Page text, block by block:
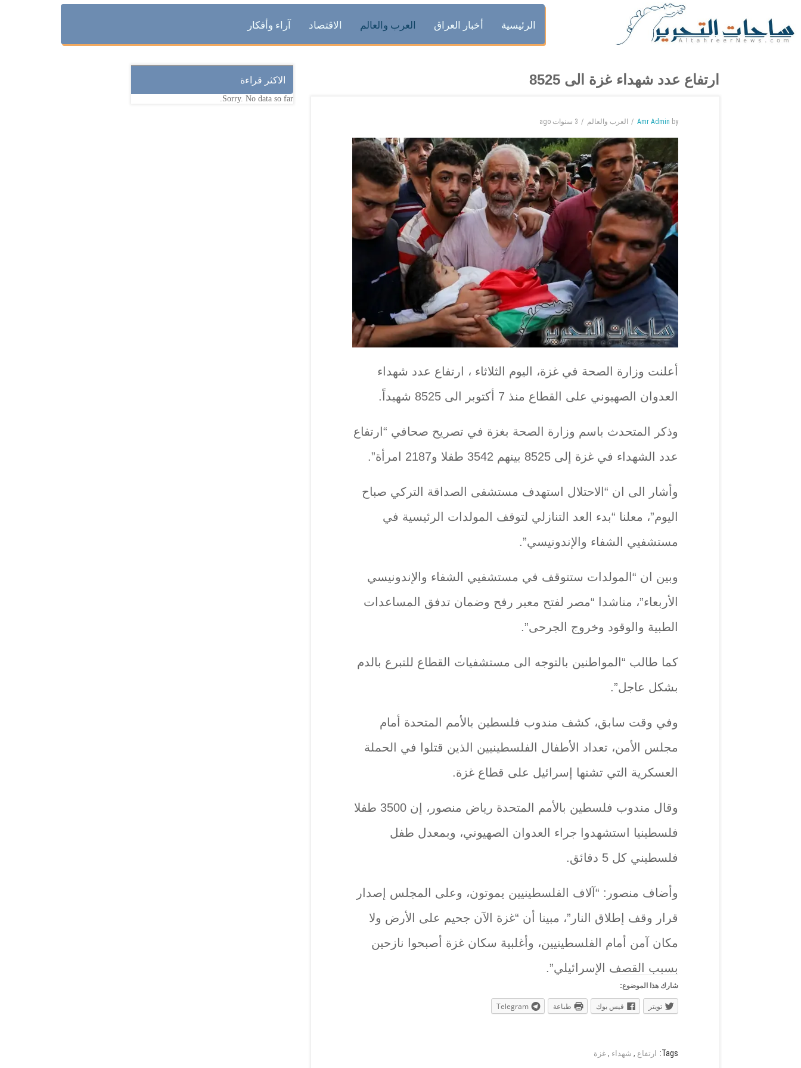
الرئيسية أخبار العراق العرب والعالم الاقتصاد آراء وأفكار
ارتفاع عدد شهداء غزة الى 8525
by
Amr Admin العرب والعالم 3 سنوات ago
أعلنت وزارة الصحة في غزة، اليوم الثلاثاء ، ارتفاع عدد شهداء
العدوان الصهيوني على القطاع منذ 7 أكتوبر الى 8525 شهيداً.
وذكر المتحدث باسم وزارة الصحة بغزة في تصريح صحافي “ارتفاع
عدد الشهداء في غزة إلى 8525 بينهم 3542 طفلا و2187 امرأة”.
وأشار الى ان “الاحتلال استهدف مستشفى الصداقة التركي صباح
اليوم”، معلنا “بدء العد التنازلي لتوقف المولدات الرئيسية في
مستشفيي الشفاء والإندونيسي”.
وبين ان “المولدات ستتوقف في مستشفيي الشفاء والإندونيسي
الأربعاء”، مناشدا “مصر لفتح معبر رفح وضمان تدفق المساعدات
الطبية والوقود وخروج الجرحى”.
كما طالب “المواطنين بالتوجه الى مستشفيات القطاع للتبرع بالدم
بشكل عاجل”.
وفي وقت سابق، كشف مندوب فلسطين بالأمم المتحدة أمام
مجلس الأمن، تعداد الأطفال الفلسطينيين الذين قتلوا في الحملة
العسكرية التي تشنها إسرائيل على قطاع غزة.
وقال مندوب فلسطين بالأمم المتحدة رياض منصور، إن 3500 طفلا
فلسطينيا استشهدوا جراء العدوان الصهيوني، وبمعدل طفل
فلسطيني كل 5 دقائق.
وأضاف منصور: “آلاف الفلسطينيين يموتون، وعلى المجلس إصدار
قرار وقف إطلاق النار”، مبينا أن “غزة الآن جحيم على الأرض ولا
مكان آمن أمام الفلسطينيين، وأغلبية سكان غزة أصبحوا نازحين
بسبب القصف الإسرائيلي”.
شارك هذا الموضوع:
تويتر فيس بوك طباعة Telegram
Tags: ارتفاع , شهداء , غزة
الاكثر قراءة
Sorry. No data so far.